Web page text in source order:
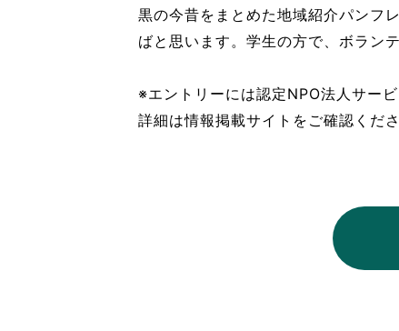
黒の今昔をまとめた地域紹介パンフ
ばと思います。学生の方で、ボラン
※エントリーには認定NPO法⼈サー
詳細は情報掲載サイトをご確認くだ